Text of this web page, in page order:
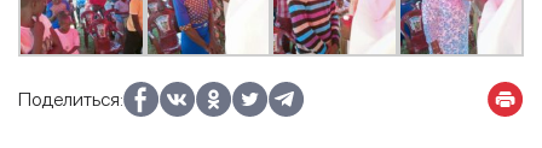
Поделиться: